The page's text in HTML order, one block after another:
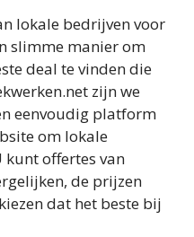
lokale bedrijven voor
slimme manier om
deal te vinden die
zijn we
eenvoudig platform
om lokale
kunt offertes van
de prijzen
dat het beste bij